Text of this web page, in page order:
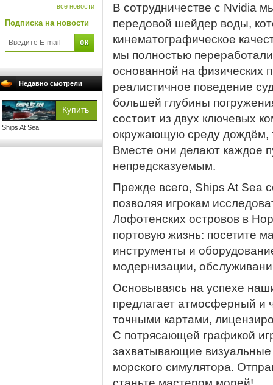
все новости
Подписка на новости
Недавно смотрели
Ships At Sea
В сотрудничестве с Nvidia
передовой шейдер воды,
кинематографическое
мы полностью
основанной на физических
реалистичное поведение
большей глубины
состоит из двух ключевых
окружающую среду
Вместе они делают каждое
непредсказуемым.
Прежде всего, Ships At Sea
позволяя игрокам
Лофотенских островов в
портовую жизнь: посетите
инструменты и
модернизации,
Основываясь на успехе
предлагает атмосферный и
точными картами,
С потрясающей графикой
захватывающие
морского симулятора.